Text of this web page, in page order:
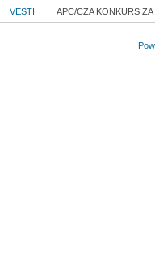
VESTI APC/CZA KONKURS